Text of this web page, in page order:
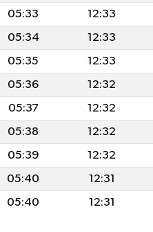
05:33 12:33
05:34 12:33
05:35 12:33
05:36 12:32
05:37 12:32
05:38 12:32
05:39 12:32
05:40 12:31
05:40 12:31